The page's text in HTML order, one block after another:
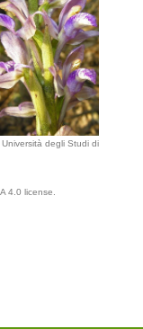
degli Studi di
4.0 license.